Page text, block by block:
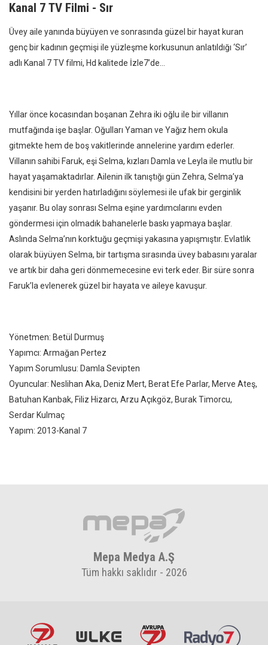
Kanal 7 TV Filmi - Sır
Üvey aile yanında büyüyen ve sonrasında güzel bir hayat kuran
genç bir kadının geçmişi ile yüzleşme korkusunun anlatıldığı ‘Sır’
adlı Kanal 7 TV filmi, Hd kalitede İzle7’de…
Yıllar önce kocasından boşanan Zehra iki oğlu ile bir villanın
mutfağında işe başlar. Oğulları Yaman ve Yağız hem okula
gitmekte hem de boş vakitlerinde annelerine yardım ederler.
Villanın sahibi Faruk, eşi Selma, kızları Damla ve Leyla ile mutlu bir
hayat yaşamaktadırlar. Ailenin ilk tanıştığı gün Zehra, Selma’ya
kendisini bir yerden hatırladığını söylemesi ile ufak bir gerginlik
yaşanır. Bu olay sonrası Selma eşine yardımcılarını evden
göndermesi için olmadık bahanelerle baskı yapmaya başlar.
Aslında Selma’nın korktuğu geçmişi yakasına yapışmıştır. Evlatlık
olarak büyüyen Selma, bir tartışma sırasında üvey babasını yaralar
ve artık bir daha geri dönmemecesine evi terk eder. Bir süre sonra
Faruk’la evlenerek güzel bir hayata ve aileye kavuşur.
Yönetmen: Betül Durmuş
Yapımcı: Armağan Pertez
Yapım Sorumlusu: Damla Sevipten
Oyuncular: Neslihan Aka, Deniz Mert, Berat Efe Parlar, Merve Ateş,
Batuhan Kanbak, Filiz Hizarcı, Arzu Açıkgöz, Burak Timorcu,
Serdar Kulmaç
Yapım: 2013-Kanal 7
Mepa Medya A.Ş
Tüm hakkı saklıdır - 2026